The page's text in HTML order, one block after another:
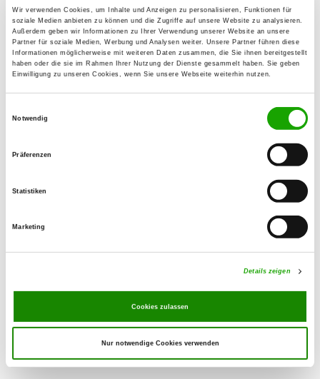
Wir verwenden Cookies, um Inhalte und Anzeigen zu personalisieren, Funktionen für
soziale Medien anbieten zu können und die Zugriffe auf unsere Website zu analysieren.
Außerdem geben wir Informationen zu Ihrer Verwendung unserer Website an unsere
Partner für soziale Medien, Werbung und Analysen weiter. Unsere Partner führen diese
Informationen möglicherweise mit weiteren Daten zusammen, die Sie ihnen bereitgestellt
haben oder die sie im Rahmen Ihrer Nutzung der Dienste gesammelt haben. Sie geben
Einwilligung zu unseren Cookies, wenn Sie unsere Webseite weiterhin nutzen.
Notwendig
Präferenzen
Statistiken
Marketing
Details zeigen
Cookies zulassen
Nur notwendige Cookies verwenden
OG - Kappeln/Schlei
Details
Nordstrasse
24376 Kappeln/Schlei
OG - Kiel
Details
Kösterallee 21
Details
Haferteich 5
OG - Tüdal
24963 Tarp